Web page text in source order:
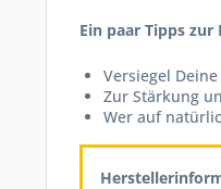
Ein paar Tipps zur
Versiegel
Zur Stärkung
Wer auf